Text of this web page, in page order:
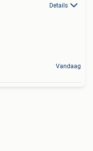
Details
Vandaag